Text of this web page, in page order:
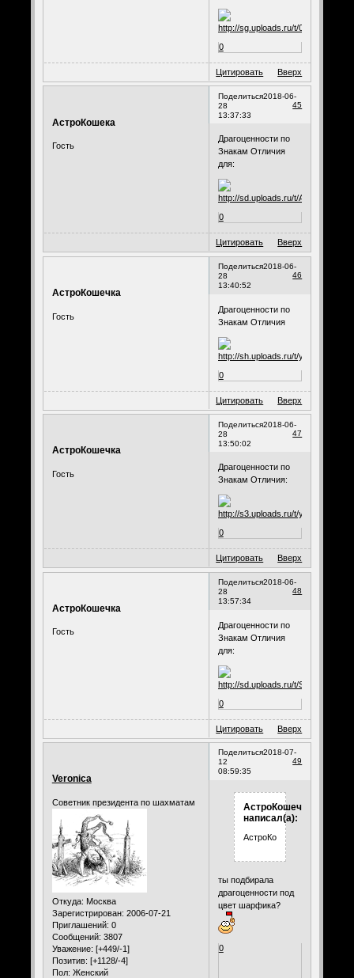
0
Цитировать Вверх
Поделиться
45
2018-06-
28
13:37:33
АстроКошека
Гость
Драгоценности по
Знакам Отличия
для:
0
Цитировать Вверх
Поделиться
46
2018-06-
28
13:40:52
АстроКошечка
Гость
Драгоценности по
Знакам Отличия
0
Цитировать Вверх
Поделиться
47
2018-06-
28
13:50:02
АстроКошечка
Гость
Драгоценности по
Знакам Отличия:
0
Цитировать Вверх
Поделиться
48
2018-06-
28
13:57:34
АстроКошечка
Гость
Драгоценности по
Знакам Отличия
для:
0
Цитировать Вверх
Поделиться
49
2018-07-
12
08:59:35
Veronica
Советник президента по шахматам
Откуда: Москва
Зарегистрирован: 2006-07-21
Приглашений: 0
Сообщений: 3807
Уважение: [+449/-1]
Позитив: [+1128/-4]
Пол: Женский
АстроКошечка
написал(а):
АстроКошечка
ты подбирала
драгоценности под
цвет шарфика?
0